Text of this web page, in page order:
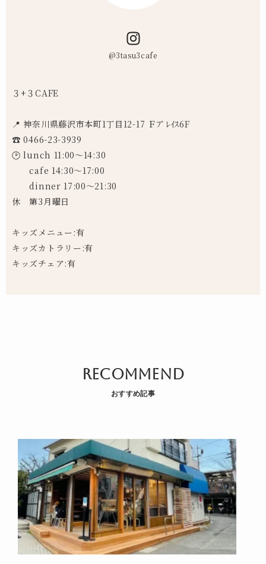
@3tasu3cafe
３+３CAFE
📍 神奈川県藤沢市本町1丁目12-17 Ｆﾌﾟﾚｲｽ6F
☎︎ 0466-23-3939
🕑 lunch 11:00〜14:30
cafe 14:30〜17:00
dinner 17:00〜21:30
休 第3月曜日
キッズメニュー:有
キッズカトラリー:有
キッズチェア:有
recommend
おすすめ記事